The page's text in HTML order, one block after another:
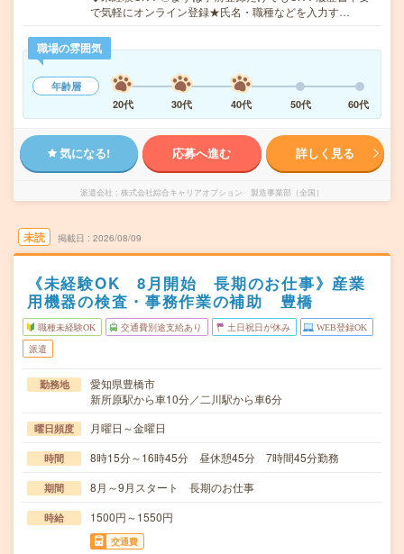
で気軽にオンライン登録★氏名・職種などを入力す…
職場の雰囲気
年齢層
20代
30代 40代 50代 60代
気になる! 応募へ進む 詳しく見る
派遣会社 株式会社綜合キャリアオプション 製造事業部（全国）
未読 掲載日 2026/08/09
《未経験OK 8月開始 長期のお仕事》産業
用機器の検査・事務作業の補助 豊橋
職種未経験OK 交通費別途支給あり 土日祝日が休み WEB登録OK
派遣
勤務地
愛知県豊橋市
新所原駅から車10分／二川駅から車6分
曜日頻度 月曜日～金曜日
時間 8時15分～16時45分 昼休憩45分 7時間45分勤務
期間 8月～9月スタート 長期のお仕事
時給 1500円～1550円
交通費